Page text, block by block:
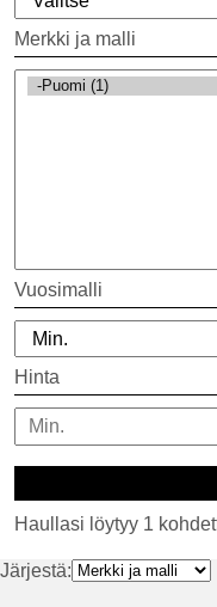
Merkki ja malli
Vuosimalli
Hinta
Haullasi löytyy 1
Järjestä: